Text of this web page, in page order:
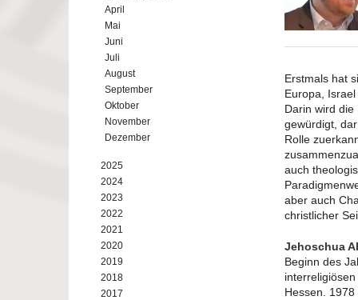
April
Mai
Juni
Juli
August
September
Oktober
November
Dezember
2025
2024
2023
2022
2021
2020
2019
2018
2017
Erstmals hat
Europa,
Darin wird
gewürdigt,
Rolle
auch
aber auch
christlicher
Jehoschua
Beginn des
Hessen.